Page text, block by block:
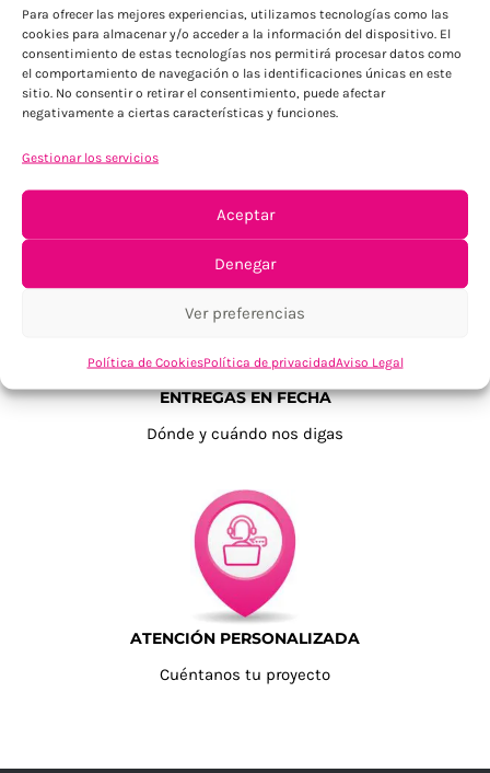
Para ofrecer las mejores experiencias, utilizamos tecnologías como las
cookies para almacenar y/o acceder a la información del dispositivo. El
consentimiento de estas tecnologías nos permitirá procesar datos como
el comportamiento de navegación o las identificaciones únicas en este
sitio. No consentir o retirar el consentimiento, puede afectar
negativamente a ciertas características y funciones.
Gestionar los servicios
Aceptar
Denegar
Ver preferencias
Política de CookiesPolítica de privacidadAviso Legal
TU SATISFACCIÓN = LA NUESTRA
Tu confianza, nuestro objetivo
ENTREGAS EN FECHA
Dónde y cuándo nos digas
ATENCIÓN PERSONALIZADA
Cuéntanos tu proyecto